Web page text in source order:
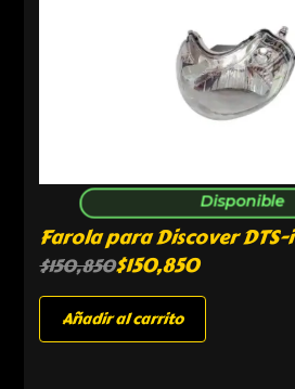
Disponible
Farola para Discover DTS-i
$150,850$150,850
Añadir al carrito